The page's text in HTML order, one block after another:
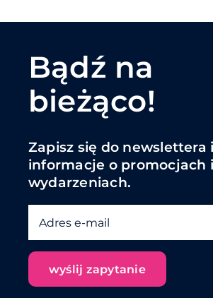
Bądź na
bieżąco!
Zapisz się do newslettera
informacje o promocjach i
wydarzeniach.